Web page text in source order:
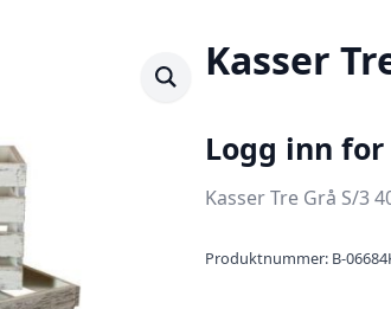
Kasser
Logg inn
Kasser Tre Grå S/3
Produktnummer: B-06684